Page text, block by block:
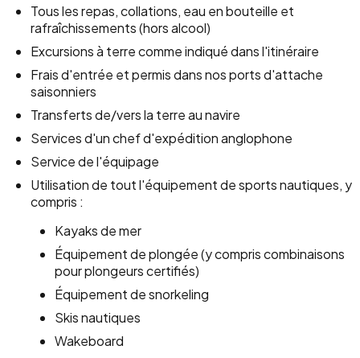
Tous les repas, collations, eau en bouteille et
rafraîchissements (hors alcool)
Excursions à terre comme indiqué dans l'itinéraire
Frais d'entrée et permis dans nos ports d'attache
saisonniers
Transferts de/vers la terre au navire
Services d'un chef d'expédition anglophone
Service de l'équipage
Utilisation de tout l'équipement de sports nautiques, y
compris :
Kayaks de mer
Équipement de plongée (y compris combinaisons
pour plongeurs certifiés)
Équipement de snorkeling
Skis nautiques
Wakeboard